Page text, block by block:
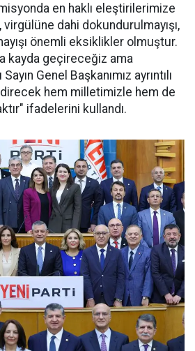
en haklı eleştirilerimize
virgülüne dahi dokundurulmayışı,
önemli eksiklikler olmuştur.
kayda geçireceğiz ama
Genel Başkanımız ayrıntılı
hem milletimizle hem de
ifadelerini kullandı.